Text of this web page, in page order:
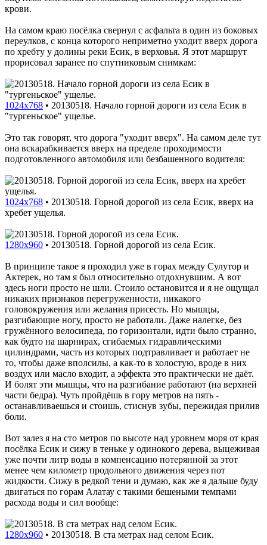
крови.
На самом краю посёлка свернул с асфальта в один из боковых
переулков, с конца которого неприметно уходит вверх дорога
по хребту у долины реки Есик, в верховья. Я этот маршрут
прорисовал заранее по спутниковым снимкам:
1024x768 • 20130518. Начало горной дороги из села Есик в
"тургеньское" ущелье.
Это так говорят, что дорога "уходит вверх". На самом деле тут
она вскарабкивается вверх на пределе проходимости
подготовленного автомобиля или безбашенного водителя:
1024x768 • 20130518. Горной дорогой из села Есик, вверх на
хребет ущелья.
1280x960 • 20130518. Горной дорогой из села Есик.
В принципе такое я проходил уже в горах между Сулутор и
Актерек, но там я был относительно отдохнувшим. А вот
здесь ноги просто не шли. Стоило остановится и я не ощущал
никаких признаков перегруженности, никакого
головокружения или желания присесть. Но мышцы,
разгибающие ногу, просто не работали. Даже налегке, без
гружённого велосипеда, по горизонтали, идти было странно,
как будто на шарнирах, сгибаемых гидравлическими
цилиндрами, часть из которых подтравливает и работает не
то, чтобы даже вполсилы, а как-то в холостую, вроде в них
воздух или масло входит, а эффекта это практически не даёт.
И болят эти мышцы, что на разгибание работают (на верхней
части бедра). Чуть пройдёшь в гору метров на пять -
останавливаешься и стоишь, стиснув зубы, пережидая прилив
боли.
Вот залез я на сто метров по высоте над уровнем моря от края
посёлка Есик и сижу в теньке у одинокого дерева, выцеживая
уже почти литр воды в компенсацию потерянной за этот
менее чем километр продольного движения через пот
жидкости. Сижу в редкой тени и думаю, как же я дальше буду
двигаться по горам Алатау с такими бешеными темпами
расхода воды и сил вообще:
1280x960 • 20130518. В ста метрах над селом Есик.